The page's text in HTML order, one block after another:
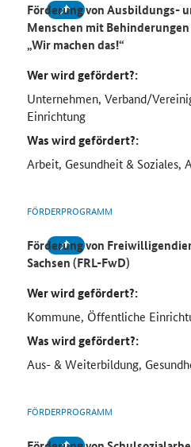
Förderung von Ausbildungs-
Menschen mit
„Wir machen das!“
Wer wird gefördert?:
Unternehmen, Verband/
Einrichtung
Was wird gefördert?:
Arbeit, Gesundheit & Soziales,
FÖRDERPROGRAMM
Förderung von
Sachsen (FRL-FwD)
Wer wird gefördert?:
Kommune, Öffentliche
Was wird gefördert?:
Aus- & Weiterbildung,
FÖRDERPROGRAMM